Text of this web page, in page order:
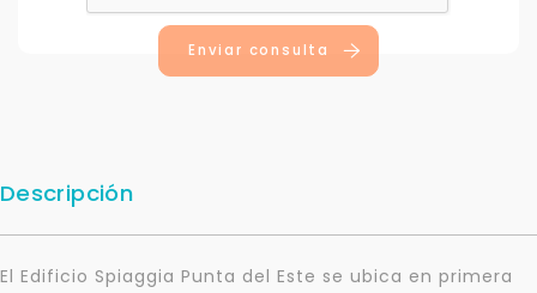
Enviar consulta
Descripción
El Edificio Spiaggia Punta del Este se ubica en primera